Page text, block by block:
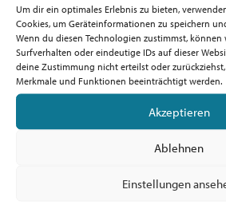
Um dir ein optimales Erlebnis zu bieten,
Cookies, um Geräteinformationen zu speichern
Wenn du diesen Technologien zustimmst, können
Surfverhalten oder eindeutige IDs auf dieser
deine Zustimmung nicht erteilst oder
Merkmale und Funktionen beeinträchtigt werden.
Akzeptieren
Ablehnen
Einstellungen
spannend wird. Wenn ihr auch
das wir unbedingt mal berichten
gerne wissen!
Oh, welch Vorfreude!
Auf was freut ihr euch?